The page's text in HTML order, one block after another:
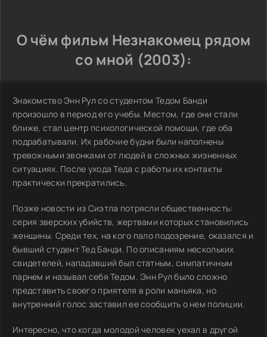
О чём фильм Незнакомец рядом
со мной (2003):
Знакомство Энн Рул со студентом Тедом Банди
произошло в период его учебы. Местом, где они стали
ближе, стал центр психологической помощи, где оба
подрабатывали. Их рабочие будни были наполнены
тревожными звонками от людей в сложных жизненных
ситуациях. После ухода Теда с работы их контакты
практически прекратились.
Позже новости из Сиэтла потрясли общественность:
серия зверских убийств, жертвами которых становились
женщины. Среди тех, на кого пало подозрение, оказался и
бывший студент Тед Банди. По описаниям нескольких
свидетелей, нападавший был статным, симпатичным
парнем и называл себя Тедом. Энн Рул было сложно
представить своего приятеля в роли маньяка, но
внутренний голос заставил ее сообщить о нем полиции.
Интересно, что когда молодой человек уехал в другой